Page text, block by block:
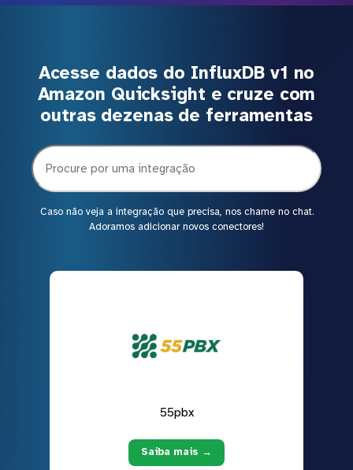
Acesse dados do InfluxDB v1 no
Amazon Quicksight e cruze com
outras dezenas de ferramentas
Caso não veja a integração que precisa, nos chame no chat.
Adoramos adicionar novos conectores!
55pbx
Saiba mais →